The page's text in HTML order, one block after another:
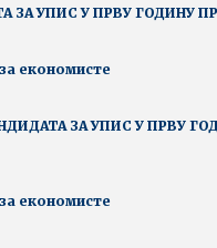
ЗА УПИС У ПРВУ ГОДИНУ
економисте
ЗА УПИС У ПРВУ
економисте